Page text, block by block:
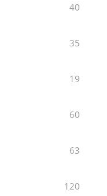
40
35
19
60
63
120